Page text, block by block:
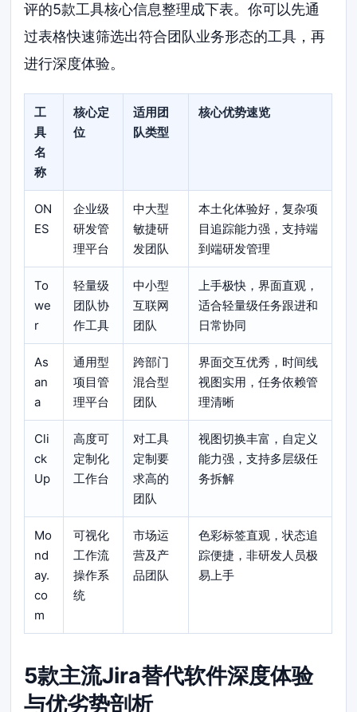
评的5款工具核心信息整理成下表。你可以先通
过表格快速筛选出符合团队业务形态的工具，再
进行深度体验。
工
具
名
称
核心定
位
适用团
队类型
核心优势速览
ON
ES
企业级
研发管
理平台
中大型
敏捷研
发团队
本土化体验好，复杂项
目追踪能力强，支持端
到端研发管理
To
we
r
轻量级
团队协
作工具
中小型
互联网
团队
上手极快，界面直观，
适合轻量级任务跟进和
日常协同
As
an
a
通用型
项目管
理平台
跨部门
混合型
团队
界面交互优秀，时间线
视图实用，任务依赖管
理清晰
Cli
ck
Up
高度可
定制化
工作台
对工具
定制要
求高的
团队
视图切换丰富，自定义
能力强，支持多层级任
务拆解
Mo
nd
ay.
co
m
可视化
工作流
操作系
统
市场运
营及产
品团队
色彩标签直观，状态追
踪便捷，非研发人员极
易上手
5款主流Jira替代软件深度体验
与优劣势剖析